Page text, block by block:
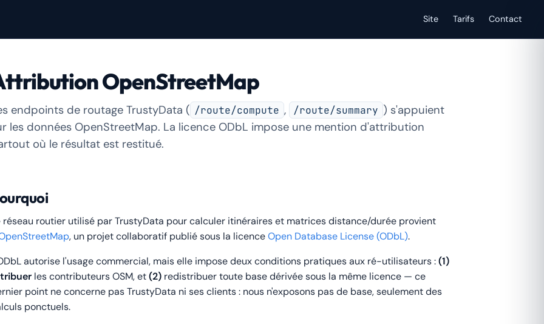
Site Tarifs Contact
OpenStreetMap
endpoints de routage TrustyData ( /route/compute , /route/summary ) s'appuient
les données OpenStreetMap. La licence ODbL impose une mention d'attribution
où le résultat est restitué.
réseau routier utilisé par TrustyData pour calculer itinéraires et matrices distance/durée provient
, un projet collaboratif publié sous la licenceOpen Database License (ODbL).
autorise l'usage commercial, mais elle impose deux conditions pratiques aux ré-utilisateurs :(1)
les contributeurs OSM, et(2) redistribuer toute base dérivée sous la même licence — ce
point ne concerne pas TrustyData ni ses clients : nous n'exposons pas de base, seulement des
ponctuels.